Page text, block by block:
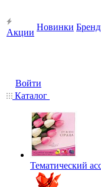
Акции
Новинки
Войти
Каталог
Тематический